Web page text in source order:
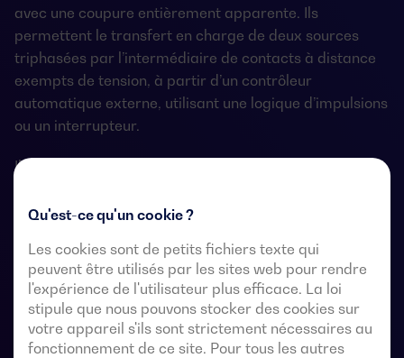
Qu'est-ce qu'un cookie ?
Les cookies sont de petits fichiers texte qui
peuvent être utilisés par les sites web pour rendre
l'expérience de l'utilisateur plus efficace. La loi
stipule que nous pouvons stocker des cookies sur
votre appareil s'ils sont strictement nécessaires au
fonctionnement de ce site. Pour tous les autres
avec une coupure entièrement apparente. Ils
permettent le transfert en charge de deux sources
triphasées par l’intermédiaire de contacts à distance
exempts de tension, à partir d’un contrôleur
automatique externe, utilisant une logique d’impulsions
ou un interrupteur.
Ils sont conçus pour être utilisés dans des systèmes
l’alimentation de la charge est acceptable pendant le
Fiches techniques du commutateur de
transfert automatique